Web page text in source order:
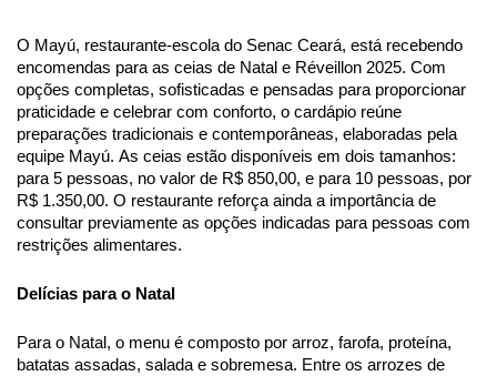
O Mayú, restaurante-escola do Senac Ceará, está recebendo
encomendas para as ceias de Natal e Réveillon 2025. Com
opções completas, sofisticadas e pensadas para proporcionar
praticidade e celebrar com conforto, o cardápio reúne
preparações tradicionais e contemporâneas, elaboradas pela
equipe Mayú. As ceias estão disponíveis em dois tamanhos:
para 5 pessoas, no valor de R$ 850,00, e para 10 pessoas, por
R$ 1.350,00. O restaurante reforça ainda a importância de
consultar previamente as opções indicadas para pessoas com
restrições alimentares.
Delícias para o Natal
Para o Natal, o menu é composto por arroz, farofa, proteína,
batatas assadas, salada e sobremesa. Entre os arrozes de